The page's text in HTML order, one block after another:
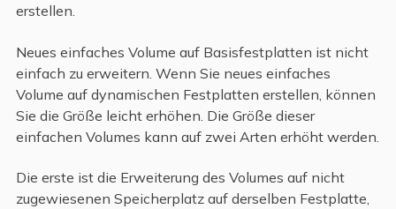
erstellen.
Neues einfaches Volume auf Basisfestplatten ist nicht
einfach zu erweitern. Wenn Sie neues einfaches
Volume auf dynamischen Festplatten erstellen, können
Sie die Größe leicht erhöhen. Die Größe dieser
einfachen Volumes kann auf zwei Arten erhöht werden.
Die erste ist die Erweiterung des Volumes auf nicht
zugewiesenen Speicherplatz auf derselben Festplatte,